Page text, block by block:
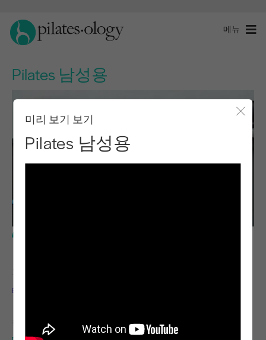
메뉴
Pilates 남성용
모달
미리 보기 보기
Pilates 남성용
테레사 슈페
필요한 장비